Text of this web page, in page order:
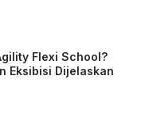
Flexi School?
Eksibisi Dijelaskan